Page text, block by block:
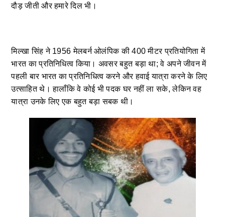
दौड़ जीती और हमारे दिल भी।
मिल्खा सिंह ने 1956 मेलबर्न ओलंपिक की 400 मीटर प्रतियोगिता में
भारत का प्रतिनिधित्व किया। अवसर बहुत बड़ा था; वे अपने जीवन में
पहली बार भारत का प्रतिनिधित्व करने और हवाई यात्रा करने के लिए
उत्साहित थे। हालाँकि वे कोई भी पदक घर नहीं ला सके, लेकिन वह
यात्रा उनके लिए एक बहुत बड़ा सबक थी।